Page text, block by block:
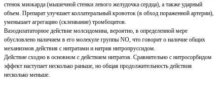
стенок миокарда (мышечной стенки левого желудочка сердца), а также ударный
объем. Препарат улучшает коллатеральный кровоток (в обход пораженной артерии),
уменьшает агрегацию (склеивание) тромбоцитов.
Вазодилататорное действие молсидомина, вероятно, в определенной мере
обусловлено наличием в его молекуле группы NO, что говорит о наличие общих
механизмов действия с нитратами и натрия нитропруссидом.
Действие сходно в основном с действием нитратов. Сравнительно с нитросорбидом
эффект наступает несколько раньше, но общая продолжительность действия
несколько меньше.